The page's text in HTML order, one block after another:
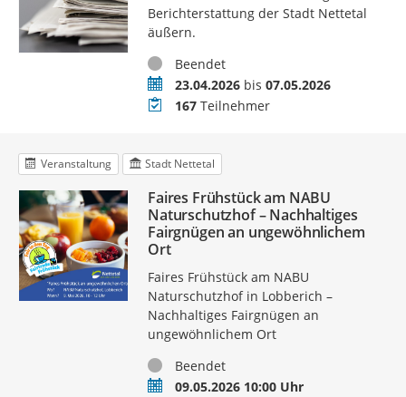
Berichterstattung der Stadt Nettetal
äußern.
StatusBeendet
Zeitraum23.04.2026bis 07.05.2026
Teilnehmer
167Teilnehmer
Veranstaltung Stadt Nettetal
Faires Frühstück am NABU
Naturschutzhof – Nachhaltiges
Fairgnügen an ungewöhnlichem
Ort
Faires Frühstück am NABU
Naturschutzhof in Lobberich –
Nachhaltiges Fairgnügen an
ungewöhnlichem Ort
StatusBeendet
Termin09.05.2026 10:00 Uhr